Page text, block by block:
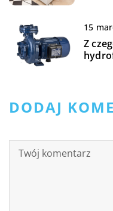
15
Z
DODAJ